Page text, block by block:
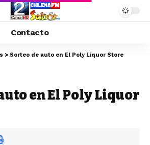
Contacto
> Sorteo de auto en El Poly Liquor Store
en El Poly Liquor